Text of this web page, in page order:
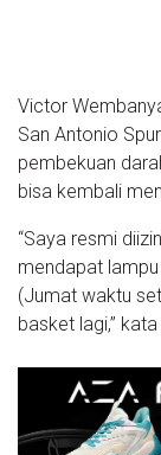
Victor
San Antonio
pembekuan
bisa kembali
“Saya resmi
mendapat
(Jumat waktu
basket lagi,”